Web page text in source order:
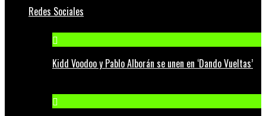
Redes Sociales
Kidd Voodoo y Pablo Alborán se unen en ‘Dando Vueltas’